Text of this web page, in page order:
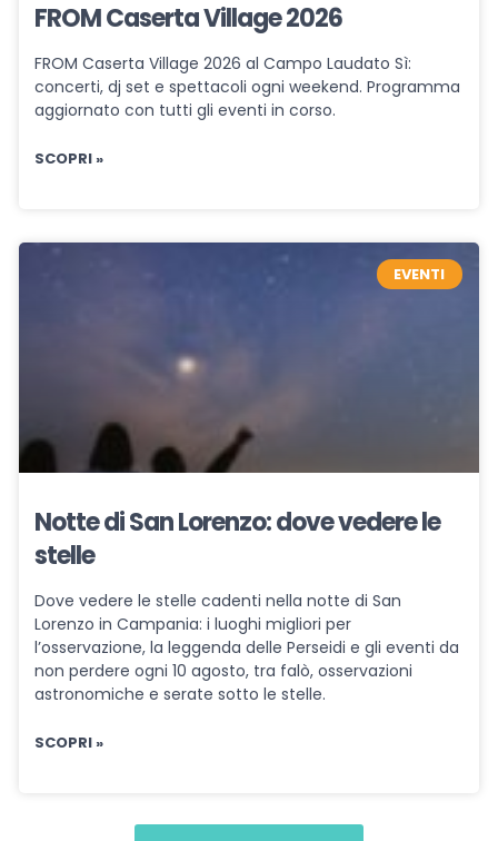
FROM Caserta Village 2026
FROM Caserta Village 2026 al Campo Laudato Sì:
concerti, dj set e spettacoli ogni weekend. Programma
aggiornato con tutti gli eventi in corso.
SCOPRI »
EVENTI
Notte di San Lorenzo: dove vedere le
stelle
Dove vedere le stelle cadenti nella notte di San
Lorenzo in Campania: i luoghi migliori per
l’osservazione, la leggenda delle Perseidi e gli eventi da
non perdere ogni 10 agosto, tra falò, osservazioni
astronomiche e serate sotto le stelle.
SCOPRI »